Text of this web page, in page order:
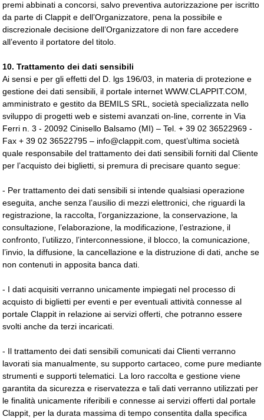
premi abbinati a concorsi, salvo preventiva autorizzazione per iscritto
da parte di Clappit e dell’Organizzatore, pena la possibile e
discrezionale decisione dell’Organizzatore di non fare accedere
all’evento il portatore del titolo.
10. Trattamento dei dati sensibili
Ai sensi e per gli effetti del D. lgs 196/03, in materia di protezione e
gestione dei dati sensibili, il portale internet WWW.CLAPPIT.COM,
amministrato e gestito da BEMILS SRL, società specializzata nello
sviluppo di progetti web e sistemi avanzati on-line, corrente in Via
Ferri n. 3 - 20092 Cinisello Balsamo (MI) – Tel. + 39 02 36522969 -
Fax + 39 02 36522795 – info@clappit.com, quest’ultima società
quale responsabile del trattamento dei dati sensibili forniti dal Cliente
per l’acquisto dei biglietti, si premura di precisare quanto segue:
- Per trattamento dei dati sensibili si intende qualsiasi operazione
eseguita, anche senza l’ausilio di mezzi elettronici, che riguardi la
registrazione, la raccolta, l’organizzazione, la conservazione, la
consultazione, l’elaborazione, la modificazione, l’estrazione, il
confronto, l’utilizzo, l’interconnessione, il blocco, la comunicazione,
l’invio, la diffusione, la cancellazione e la distruzione di dati, anche se
non contenuti in apposita banca dati.
- I dati acquisiti verranno unicamente impiegati nel processo di
acquisto di biglietti per eventi e per eventuali attività connesse al
portale Clappit in relazione ai servizi offerti, che potranno essere
svolti anche da terzi incaricati.
- Il trattamento dei dati sensibili comunicati dai Clienti verranno
lavorati sia manualmente, su supporto cartaceo, come pure mediante
strumenti e supporti telematici. La loro raccolta e gestione viene
garantita da sicurezza e riservatezza e tali dati verranno utilizzati per
le finalità unicamente riferibili e connesse ai servizi offerti dal portale
Clappit, per la durata massima di tempo consentita dalla specifica